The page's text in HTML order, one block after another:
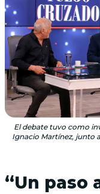
El debate tuvo como
Ignacio Martínez, junto
“Un paso